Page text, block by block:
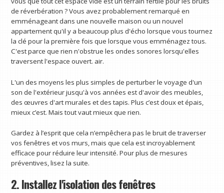
de réverbération ? Vous avez probablement remarqué en
emménageant dans une nouvelle maison ou un nouvel
appartement qu'il y a beaucoup plus d'écho lorsque vous tournez
la clé pour la première fois que lorsque vous emménagez tous.
C'est parce que rien n'obstrue les ondes sonores lorsqu'elles
traversent l'espace ouvert. air.
L'un des moyens les plus simples de perturber le voyage d'un
son de l'extérieur jusqu'à vos années est d'avoir des meubles,
des œuvres d'art murales et des tapis. Plus c’est doux et épais,
mieux c’est. Mais tout vaut mieux que rien.
Gardez à l’esprit que cela n’empêchera pas le bruit de traverser
vos fenêtres et vos murs, mais que cela est incroyablement
efficace pour réduire leur intensité. Pour plus de mesures
préventives, lisez la suite.
2. Installez l'isolation des fenêtres